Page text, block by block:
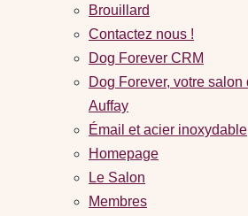
Brouillard
Contactez nous !
Dog Forever CRM
Dog Forever, votre salon
Auffay
Émail et acier inoxydable
Homepage
Le Salon
Membres